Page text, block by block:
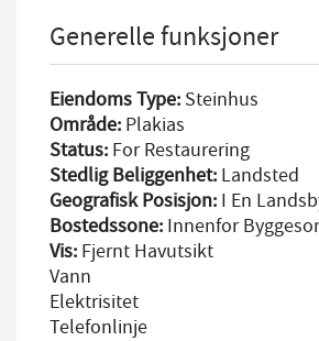
Generelle funksjoner
Eiendoms Type: Steinhus
Område: Plakias
Status: For Restaurering
Stedlig Beliggenhet: Landsted
Geografisk Posisjon: I En
Bostedssone: Innenfor
Vis: Fjernt Havutsikt
Vann
Elektrisitet
Telefonlinje